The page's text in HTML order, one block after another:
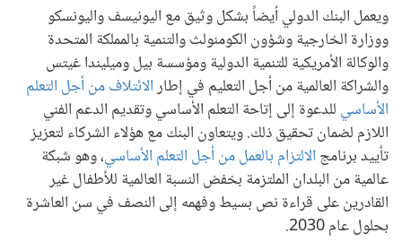
ويعمل البنك الدولي أيضاً بشكل وثيق مع اليونيسف واليونسكو
ووزارة الخارجية وشؤون الكومنولث والتنمية بالمملكة المتحدة
والوكالة الأمريكية للتنمية الدولية ومؤسسة بيل وميليندا غيتس
والشراكة العالمية من أجل التعليم في إطارالائتلاف من أجل التعلم
الأساسي للدعوة إلى إتاحة التعلم الأساسي وتقديم الدعم الفني
اللازم لضمان تحقيق ذلك. ويتعاون البنك مع هؤلاء الشركاء لتعزيز
تأييد برنامج الالتزام بالعمل من أجل التعلم الأساسي، وهو شبكة
عالمية من البلدان الملتزمة بخفض النسبة العالمية للأطفال غير
القادرين على قراءة نص بسيط وفهمه إلى النصف في سن العاشرة
بحلول عام 2030.